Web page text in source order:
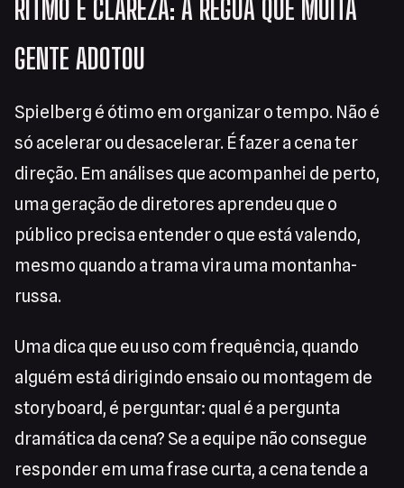
RITMO E CLAREZA: A RÉGUA QUE MUITA
GENTE ADOTOU
Spielberg é ótimo em organizar o tempo. Não é
só acelerar ou desacelerar. É fazer a cena ter
direção. Em análises que acompanhei de perto,
uma geração de diretores aprendeu que o
público precisa entender o que está valendo,
mesmo quando a trama vira uma montanha-
russa.
Uma dica que eu uso com frequência, quando
alguém está dirigindo ensaio ou montagem de
storyboard, é perguntar: qual é a pergunta
dramática da cena? Se a equipe não consegue
responder em uma frase curta, a cena tende a